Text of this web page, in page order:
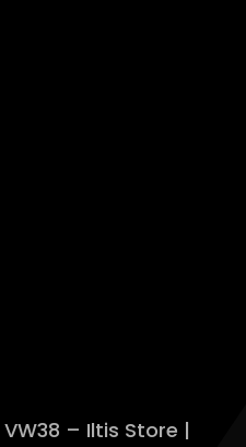
– Iltis Store |